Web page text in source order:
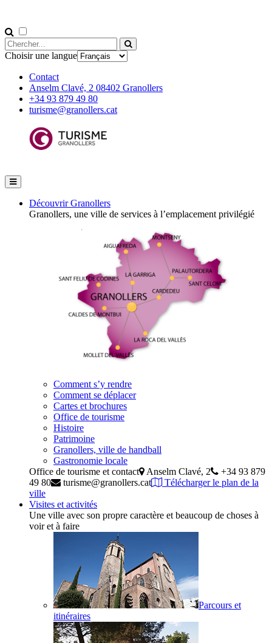
Choisir une langue
Contact
Anselm Clavé, 2 08402 Granollers
+34 93 879 49 80
turisme@granollers.cat
Découvrir Granollers
Granollers, une ville de services à l’emplacement privilégié
Comment s’y rendre
Comment se déplacer
Cartes et brochures
Office de tourisme
Histoire
Patrimoine
Granollers, ville de handball
Gastronomie locale
Office de tourisme et contact
Anselm Clavé, 2
+34 93 879
49 80
turisme@granollers.cat
Télécharger le plan de la
ville
Visites et activités
Une ville avec son propre caractère et beaucoup de choses à
voir et à faire
Parcours et
itinéraires